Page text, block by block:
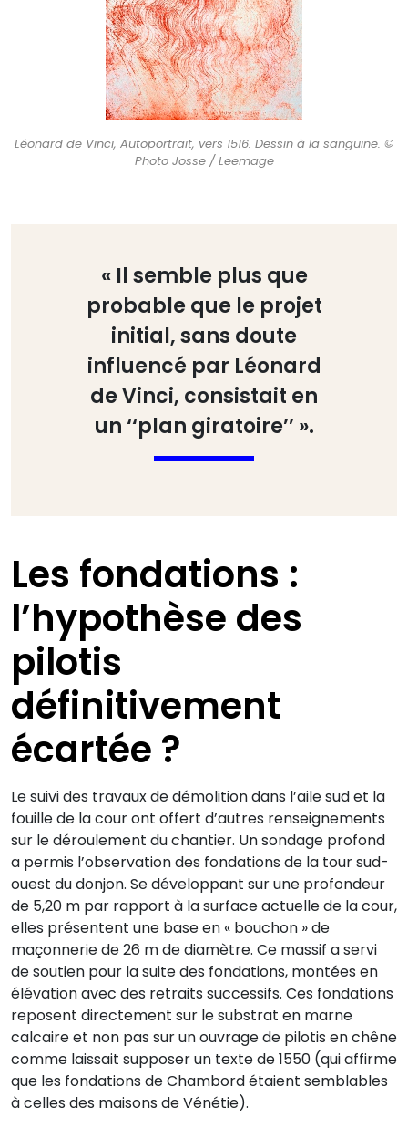
Léonard de Vinci, Autoportrait, vers 1516. Dessin à la sanguine. ©
Photo Josse / Leemage
« Il semble plus que
probable que le projet
initial, sans doute
influencé par Léonard
de Vinci, consistait en
un ‘‘plan giratoire’’ ».
Les fondations :
l’hypothèse des
pilotis
définitivement
écartée ?
Le suivi des travaux de démolition dans l’aile sud et la
fouille de la cour ont offert d’autres renseignements
sur le déroulement du chantier. Un sondage profond
a permis l’observation des fondations de la tour sud-
ouest du donjon. Se développant sur une profondeur
de 5,20 m par rapport à la surface actuelle de la cour,
elles présentent une base en « bouchon » de
maçonnerie de 26 m de diamètre. Ce massif a servi
de soutien pour la suite des fondations, montées en
élévation avec des retraits successifs. Ces fondations
reposent directement sur le substrat en marne
calcaire et non pas sur un ouvrage de pilotis en chêne
comme laissait supposer un texte de 1550 (qui affirme
que les fondations de Chambord étaient semblables
à celles des maisons de Vénétie).